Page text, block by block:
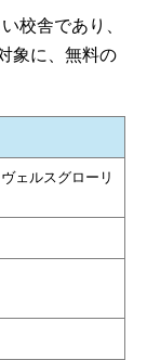
校舎であり、
象に、無料の
ェルスグローリ